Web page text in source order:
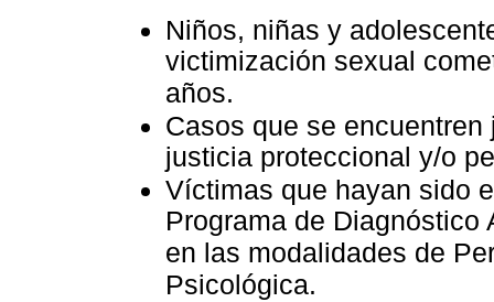
Niños, niñas y
victimización sexual
años.
Casos que se
justicia proteccional y/o
Víctimas que hayan sido
Programa de Diagnóstico
en las modalidades de
Psicológica.